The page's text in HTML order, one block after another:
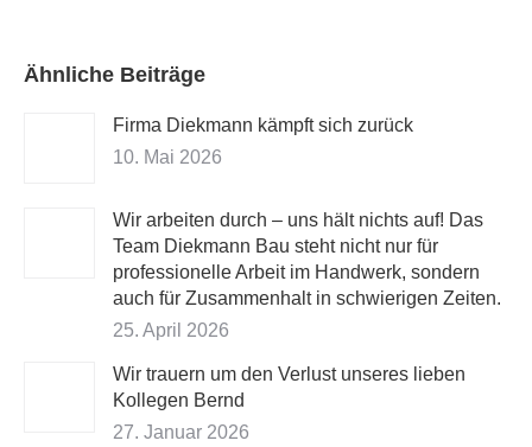
Ähnliche Beiträge
Firma Diekmann kämpft sich zurück
10. Mai 2026
Wir arbeiten durch – uns hält nichts auf! Das
Team Diekmann Bau steht nicht nur für
professionelle Arbeit im Handwerk, sondern
auch für Zusammenhalt in schwierigen Zeiten.
25. April 2026
Wir trauern um den Verlust unseres lieben
Kollegen Bernd
27. Januar 2026